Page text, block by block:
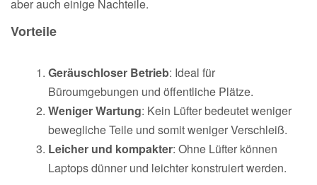
aber auch einige Nachteile.
Vorteile
Geräuschloser Betrieb: Ideal für
Büroumgebungen und öffentliche Plätze.
Weniger Wartung: Kein Lüfter bedeutet weniger
bewegliche Teile und somit weniger Verschleiß.
Leicher und kompakter: Ohne Lüfter können
Laptops dünner und leichter konstruiert werden.